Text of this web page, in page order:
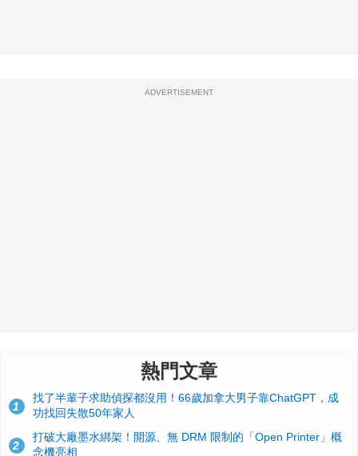
ADVERTISEMENT
熱門文章
1
找了半輩子求助偵探都沒用！66歲加拿大男子靠ChatGPT，成
功找回失散50年家人
2
打破大廠墨水綁架！開源、無 DRM 限制的「Open Printer」概
念機亮相